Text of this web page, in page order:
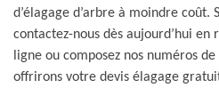
d’élagage d’arbre à moindre coût.
contactez-nous dès aujourd’hui
ligne ou composez nos numéros
offrirons votre devis élagage